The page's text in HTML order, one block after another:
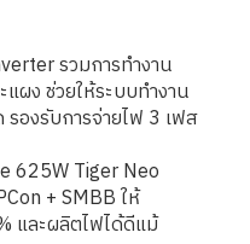
รวมการทำงาน
แผง ช่วยให้ระบบทำงาน
องรับการจ่ายไฟ 3 เฟส
625W Tiger Neo
+ SMBB ให้
และผลิตไฟได้ดีแม้